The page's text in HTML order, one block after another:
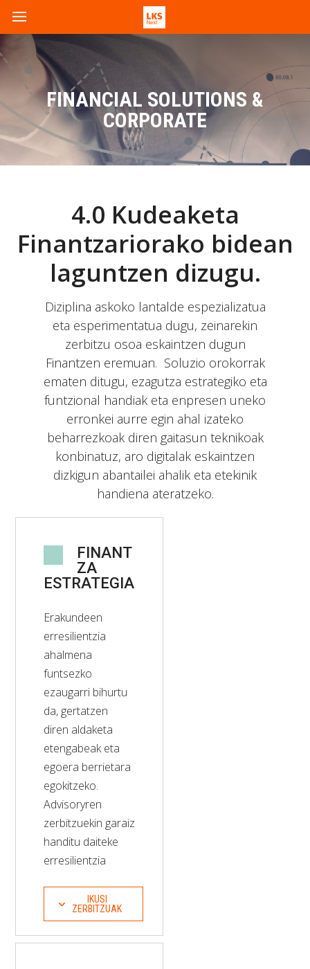
FINANCIAL SOLUTIONS &
CORPORATE
4.0 Kudeaketa
Finantzariorako bidean
laguntzen dizugu.
Diziplina askoko lantalde espezializatua
eta esperimentatua dugu, zeinarekin
zerbitzu osoa eskaintzen dugun
Finantzen eremuan. Soluzio orokorrak
ematen ditugu, ezagutza estrategiko eta
funtzional handiak eta enpresen uneko
erronkei aurre egin ahal izateko
beharrezkoak diren gaitasun teknikoak
konbinatuz, aro digitalak eskaintzen
dizkigun abantailei ahalik eta etekinik
handiena ateratzeko.
FINANT
ZA
ESTRATEGIA
Erakundeen
erresilientzia
ahalmena
funtsezko
ezaugarri bihurtu
da, gertatzen
diren aldaketa
etengabeak eta
egoera berrietara
egokitzeko.
Advisoryren
zerbitzuekin garaiz
handitu daiteke
erresilientzia
IKUSI
ZERBITZUAK